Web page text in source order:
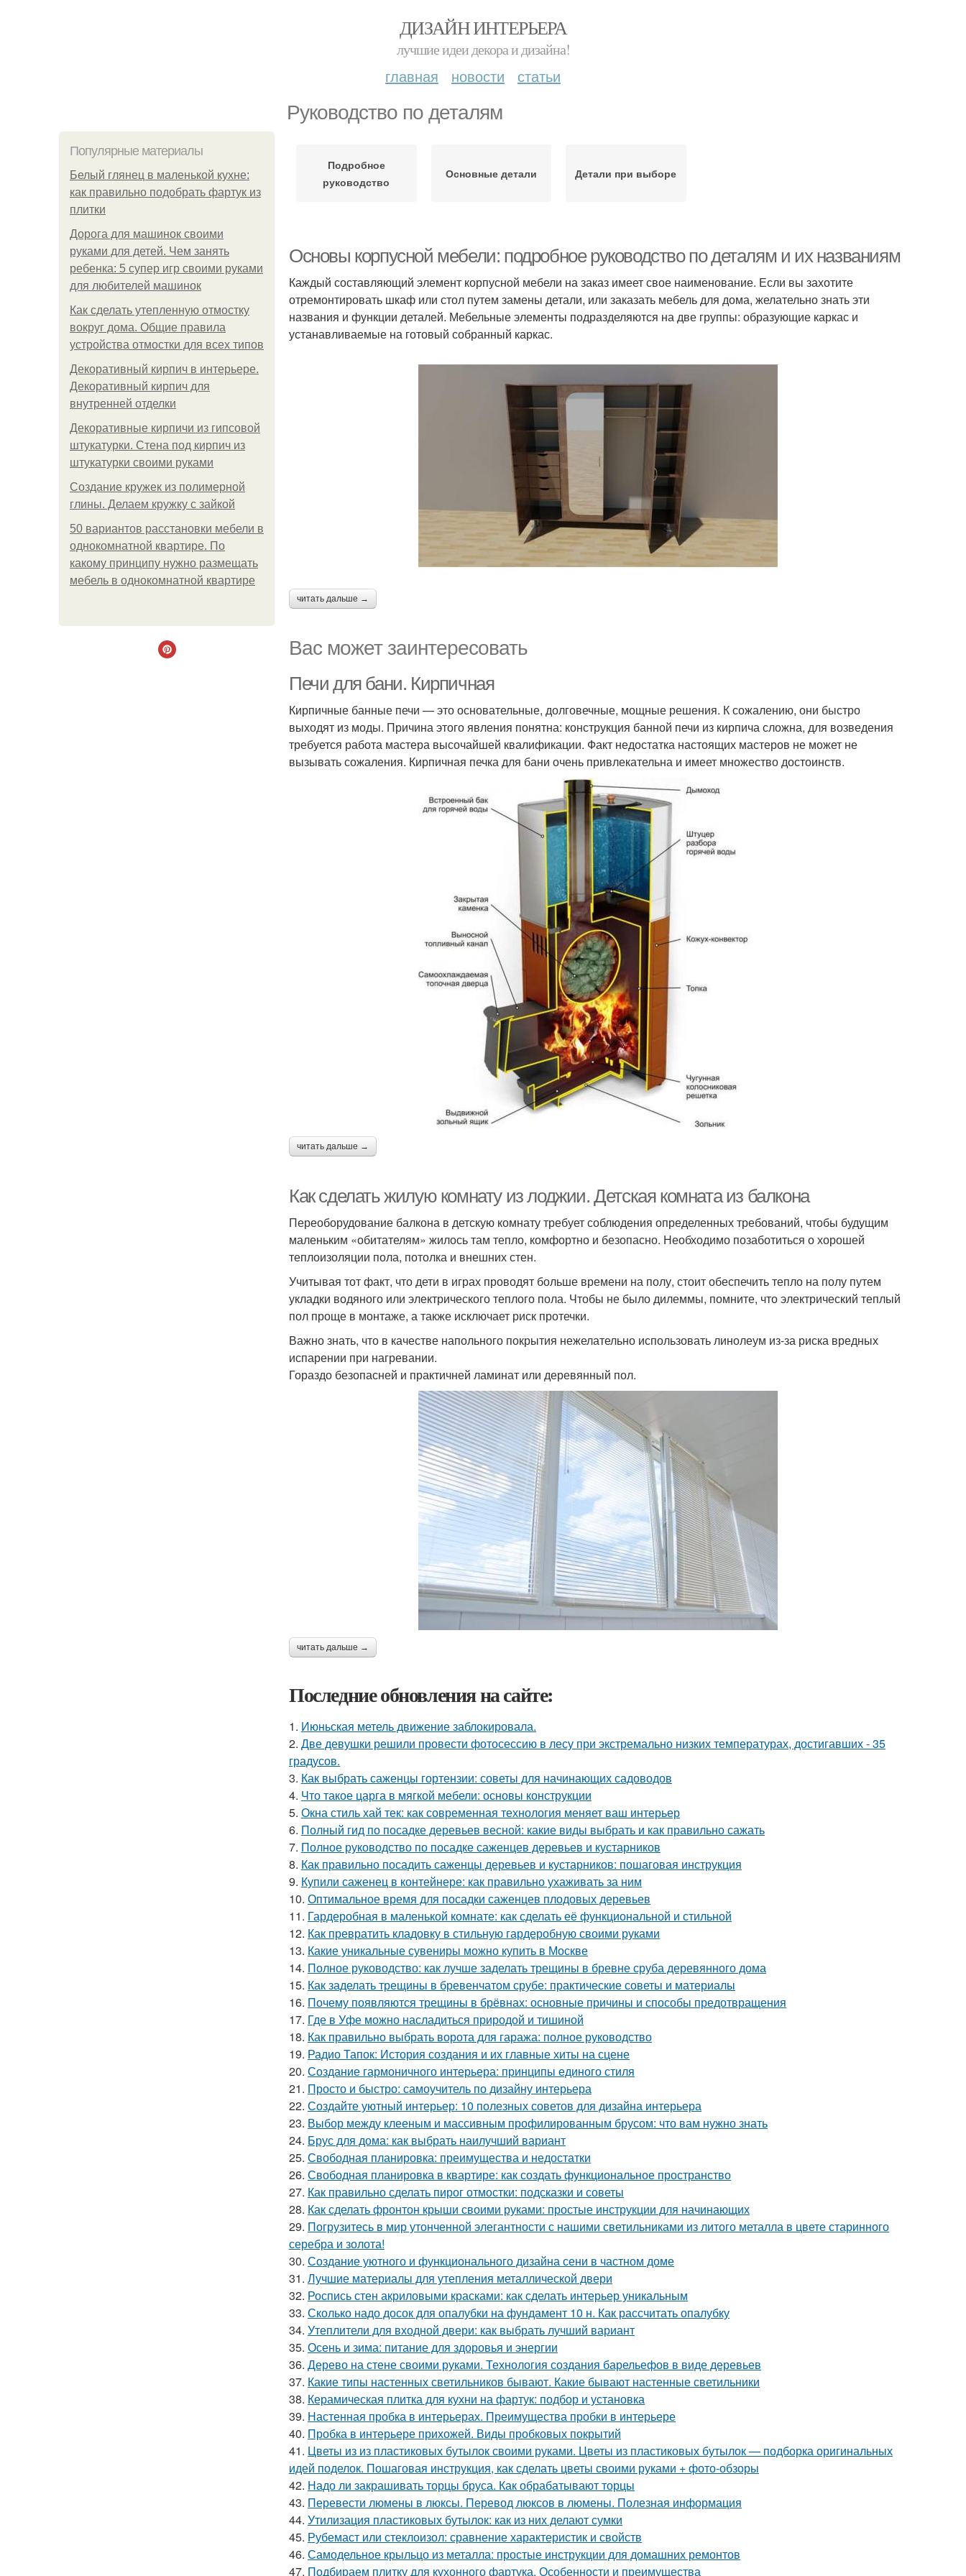
ДИЗАЙН ИНТЕРЬЕРА
лучшие идеи декора и дизайна!
главная новости статьи
Руководство по деталям
Популярные материалы
Белый глянец в маленькой кухне:
как правильно подобрать фартук из
плитки
Дорога для машинок своими
руками для детей. Чем занять
ребенка: 5 супер игр своими руками
для любителей машинок
Как сделать утепленную отмостку
вокруг дома. Общие правила
устройства отмостки для всех типов
Декоративный кирпич в интерьере.
Декоративный кирпич для
внутренней отделки
Декоративные кирпичи из гипсовой
штукатурки. Стена под кирпич из
штукатурки своими руками
Создание кружек из полимерной
глины. Делаем кружку с зайкой
50 вариантов расстановки мебели в
однокомнатной квартире. По
какому принципу нужно размещать
мебель в однокомнатной квартире
Подробное
руководство
Основные детали Детали при выборе
Основы корпусной мебели: подробное руководство по деталям и их названиям
Каждый составляющий элемент корпусной мебели на заказ имеет свое наименование. Если вы захотите
отремонтировать шкаф или стол путем замены детали, или заказать мебель для дома, желательно знать эти
названия и функции деталей. Мебельные элементы подразделяются на две группы: образующие каркас и
устанавливаемые на готовый собранный каркас.
читать дальше →
Вас может заинтересовать
Печи для бани. Кирпичная
Кирпичные банные печи — это основательные, долговечные, мощные решения. К сожалению, они быстро
выходят из моды. Причина этого явления понятна: конструкция банной печи из кирпича сложна, для возведения
требуется работа мастера высочайшей квалификации. Факт недостатка настоящих мастеров не может не
вызывать сожаления. Кирпичная печка для бани очень привлекательна и имеет множество достоинств.
читать дальше →
Как сделать жилую комнату из лоджии. Детская комната из балкона
Переоборудование балкона в детскую комнату требует соблюдения определенных требований, чтобы будущим
маленьким «обитателям» жилось там тепло, комфортно и безопасно. Необходимо позаботиться о хорошей
теплоизоляции пола, потолка и внешних стен.
Учитывая тот факт, что дети в играх проводят больше времени на полу, стоит обеспечить тепло на полу путем
укладки водяного или электрического теплого пола. Чтобы не было дилеммы, помните, что электрический теплый
пол проще в монтаже, а также исключает риск протечки.
Важно знать, что в качестве напольного покрытия нежелательно использовать линолеум из-за риска вредных
испарении при нагревании.
Гораздо безопасней и практичней ламинат или деревянный пол.
читать дальше →
Последние обновления на сайте:
1. Июньская метель движение заблокировала.
2. Две девушки решили провести фотосессию в лесу при экстремально низких температурах, достигавших - 35
градусов.
3. Как выбрать саженцы гортензии: советы для начинающих садоводов
4. Что такое царга в мягкой мебели: основы конструкции
5. Окна стиль хай тек: как современная технология меняет ваш интерьер
6. Полный гид по посадке деревьев весной: какие виды выбрать и как правильно сажать
7. Полное руководство по посадке саженцев деревьев и кустарников
8. Как правильно посадить саженцы деревьев и кустарников: пошаговая инструкция
9. Купили саженец в контейнере: как правильно ухаживать за ним
10. Оптимальное время для посадки саженцев плодовых деревьев
11. Гардеробная в маленькой комнате: как сделать её функциональной и стильной
12. Как превратить кладовку в стильную гардеробную своими руками
13. Какие уникальные сувениры можно купить в Москве
14. Полное руководство: как лучше заделать трещины в бревне сруба деревянного дома
15. Как заделать трещины в бревенчатом срубе: практические советы и материалы
16. Почему появляются трещины в брёвнах: основные причины и способы предотвращения
17. Где в Уфе можно насладиться природой и тишиной
18. Как правильно выбрать ворота для гаража: полное руководство
19. Радио Тапок: История создания и их главные хиты на сцене
20. Создание гармоничного интерьера: принципы единого стиля
21. Просто и быстро: самоучитель по дизайну интерьера
22. Создайте уютный интерьер: 10 полезных советов для дизайна интерьера
23. Выбор между клееным и массивным профилированным брусом: что вам нужно знать
24. Брус для дома: как выбрать наилучший вариант
25. Свободная планировка: преимущества и недостатки
26. Свободная планировка в квартире: как создать функциональное пространство
27. Как правильно сделать пирог отмостки: подсказки и советы
28. Как сделать фронтон крыши своими руками: простые инструкции для начинающих
29. Погрузитесь в мир утонченной элегантности с нашими светильниками из литого металла в цвете старинного
серебра и золота!
30. Создание уютного и функционального дизайна сени в частном доме
31. Лучшие материалы для утепления металлической двери
32. Роспись стен акриловыми красками: как сделать интерьер уникальным
33. Сколько надо досок для опалубки на фундамент 10 н. Как рассчитать опалубку
34. Утеплители для входной двери: как выбрать лучший вариант
35. Осень и зима: питание для здоровья и энергии
36. Дерево на стене своими руками. Технология создания барельефов в виде деревьев
37. Какие типы настенных светильников бывают. Какие бывают настенные светильники
38. Керамическая плитка для кухни на фартук: подбор и установка
39. Настенная пробка в интерьерах. Преимущества пробки в интерьере
40. Пробка в интерьере прихожей. Виды пробковых покрытий
41. Цветы из из пластиковых бутылок своими руками. Цветы из пластиковых бутылок — подборка оригинальных
идей поделок. Пошаговая инструкция, как сделать цветы своими руками + фото-обзоры
42. Надо ли закрашивать торцы бруса. Как обрабатывают торцы
43. Перевести люмены в люксы. Перевод люксов в люмены. Полезная информация
44. Утилизация пластиковых бутылок: как из них делают сумки
45. Рубемаст или стеклоизол: сравнение характеристик и свойств
46. Самодельное крыльцо из металла: простые инструкции для домашних ремонтов
47. Подбираем плитку для кухонного фартука. Особенности и преимущества